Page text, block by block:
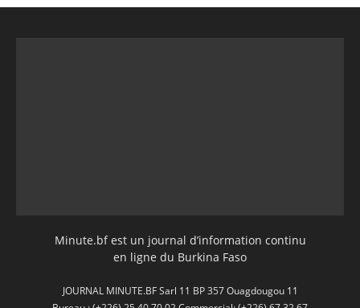
Minute.bf est un journal d’information continu
en ligne du Burkina Faso
JOURNAL MINUTE.BF Sarl 11 BP 357 Ouagdougou 11